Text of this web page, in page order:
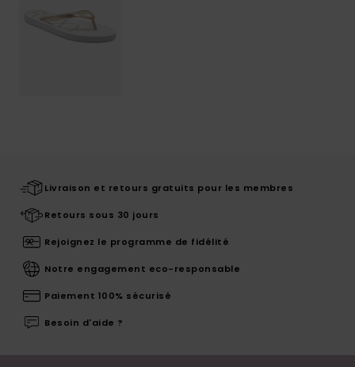
Livraison et retours gratuits pour les membres
Retours sous 30 jours
Rejoignez le programme de fidélité
Notre engagement eco-responsable
Paiement 100% sécurisé
Besoin d'aide ?